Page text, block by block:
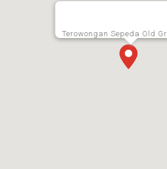
Terowongan Sepeda Old